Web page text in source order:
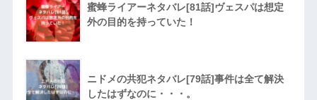
蜜蜂ライアーネタバレ[81話]ヴェスパは想定
外の目的を持っていた！
ニドメの共犯ネタバレ[79話]事件は全て解決
したはずなのに・・・。